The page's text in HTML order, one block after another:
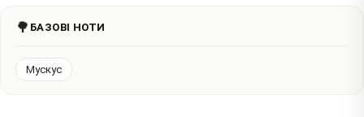
🌳 БАЗОВІ НОТИ
Мускус